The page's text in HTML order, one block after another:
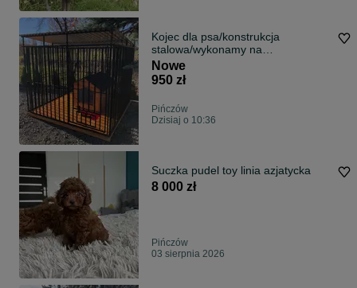
Kojec dla psa/konstrukcja
stalowa/wykonamy na
wymiar_OKAZJA!
Nowe
950 zł
Pińczów
Dzisiaj o 10:36
Suczka pudel toy linia azjatycka
8 000 zł
Pińczów
03 sierpnia 2026